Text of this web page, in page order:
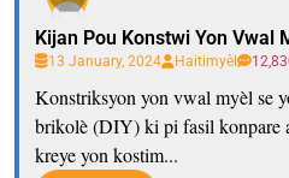
Kijan Pou Konstwi Yon Vwal
13 January, 2024 Haitimyèl
Konstriksyon yon vwal myèl se
brikolè (DIY) ki pi fasil konpare
kreye yon kostim...